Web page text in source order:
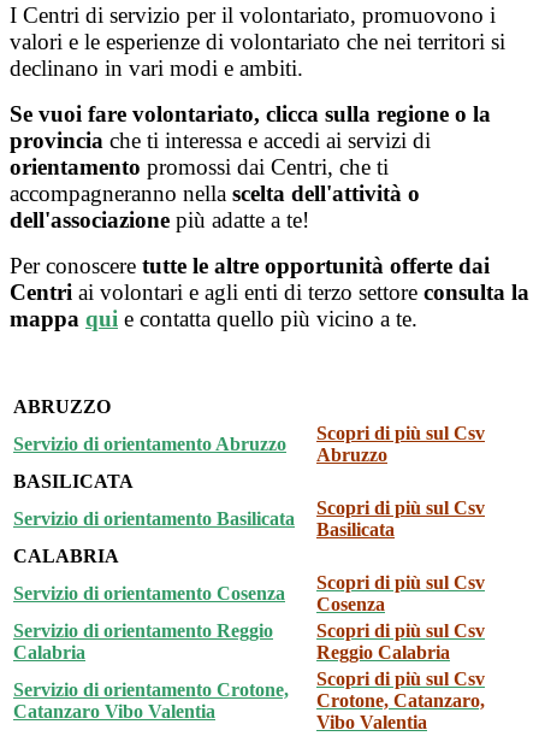
I Centri di servizio per il volontariato, promuovono i
valori e le esperienze di volontariato che nei territori si
declinano in vari modi e ambiti.
Se vuoi fare volontariato, clicca sulla regione o la
provincia che ti interessa e accedi ai servizi di
orientamento promossi dai Centri, che ti
accompagneranno nella scelta dell'attività o
dell'associazione più adatte a te!
Per conoscere tutte le altre opportunità offerte dai
Centri ai volontari e agli enti di terzo settore consulta la
mappa qui e contatta quello più vicino a te.
ABRUZZO
Servizio di orientamento Abruzzo
Scopri di più sul Csv
Abruzzo
BASILICATA
Servizio di orientamento Basilicata
Scopri di più sul Csv
Basilicata
CALABRIA
Servizio di orientamento Cosenza
Scopri di più sul Csv
Cosenza
Servizio di orientamento Reggio
Calabria
Scopri di più sul Csv
Reggio Calabria
Servizio di orientamento Crotone,
Catanzaro Vibo Valentia
Scopri di più sul Csv
Crotone, Catanzaro,
Vibo Valentia